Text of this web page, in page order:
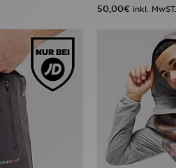
50,00€ inkl. MwST.